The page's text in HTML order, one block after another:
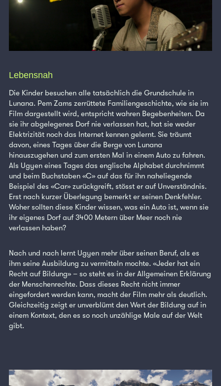
Lebensnah
Die Kinder besuchen alle tatsächlich die Grundschule in
Lunana. Pem Zams zerrüttete Familiengeschichte, wie sie im
Film dargestellt wird, entspricht wahren Begebenheiten. Da
sie ihr abgelegenes Dorf nie verlassen hat, hat sie weder
Elektrizität noch das Internet kennen gelernt. Sie träumt
davon, eines Tages über die Berge von Lunana
hinauszugehen und zum ersten Mal in einem Auto zu fahren.
Als Ugyen eines Tages das englische Alphabet durchnimmt
und beim Buchstaben «C» auf das für ihn naheliegende
Beispiel des «Car» zurückgreift, stösst er auf Unverständnis.
Erst nach kurzer Überlegung bemerkt er seinen Denkfehler.
Woher sollten diese Kinder wissen, was ein Auto ist, wenn sie
ihr eigenes Dorf auf 3400 Metern über Meer noch nie
verlassen haben?
Nach und nach lernt Ugyen mehr über seinen Beruf, als es
ihm seine Ausbildung zu vermitteln mochte. «Jeder hat ein
Recht auf Bildung» – so steht es in der Allgemeinen Erklärung
der Menschenrechte. Dass dieses Recht nicht immer
eingefordert werden kann, macht der Film mehr als deutlich.
Gleichzeitig zeigt er unverblümt den Wert der Bildung auf in
einem Kontext, den es so noch unzählige Male auf der Welt
gibt.